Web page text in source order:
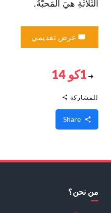
الثّلاثَةِ هيَ المَحبّةُ.
عرض تقديمي
1كو 14
للمشاركة
من نحن؟